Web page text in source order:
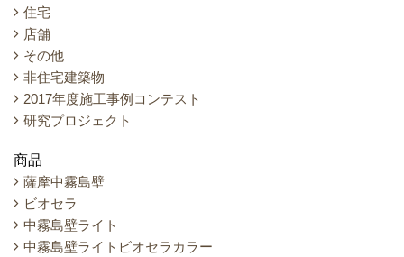
住宅
店舗
その他
非住宅建築物
2017年度施工事例コンテスト
研究プロジェクト
商品
薩摩中霧島壁
ビオセラ
中霧島壁ライト
中霧島壁ライトビオセラカラー